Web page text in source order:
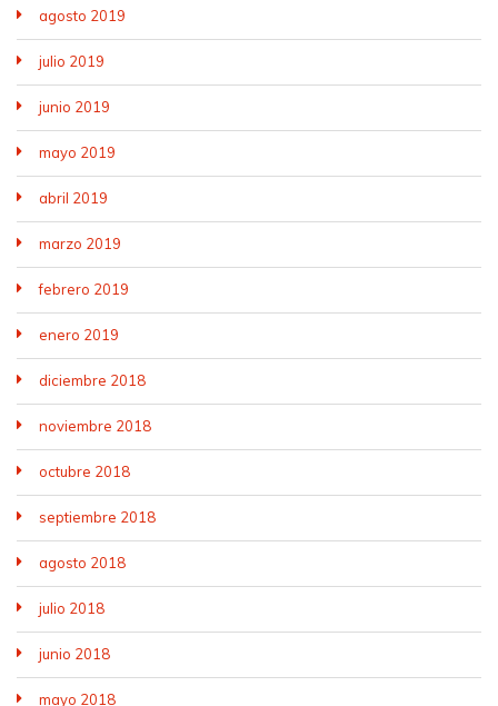
agosto 2019
julio 2019
junio 2019
mayo 2019
abril 2019
marzo 2019
febrero 2019
enero 2019
diciembre 2018
noviembre 2018
octubre 2018
septiembre 2018
agosto 2018
julio 2018
junio 2018
mayo 2018